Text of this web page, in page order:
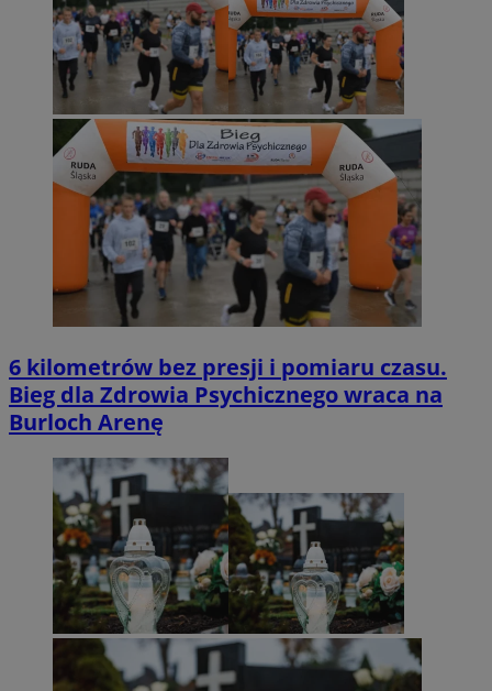
6 kilometrów bez presji i pomiaru czasu.
Bieg dla Zdrowia Psychicznego wraca na
Burloch Arenę